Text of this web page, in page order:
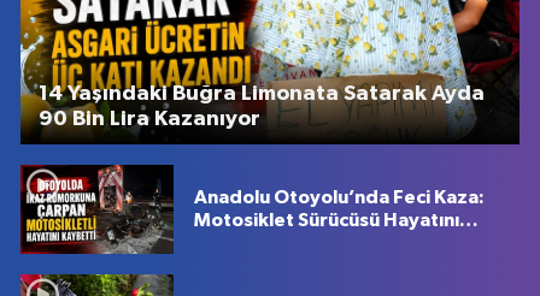
14 Yaşındaki Buğra Limonata Satarak Ayda
90 Bin Lira Kazanıyor
Anadolu Otoyolu’nda Feci Kaza:
Motosiklet Sürücüsü Hayatını